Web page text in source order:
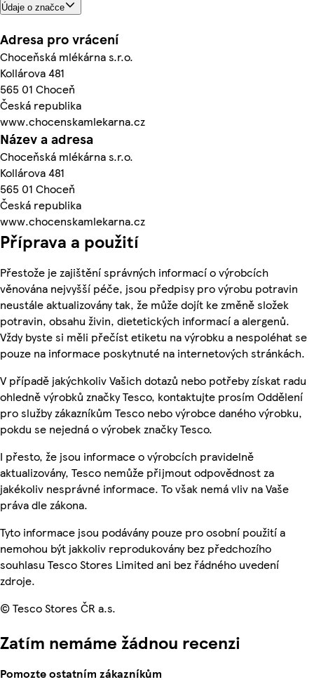
Údaje o značce
Adresa pro vrácení
Choceňská mlékárna s.r.o.
Kollárova 481
565 01 Choceň
Česká republika
www.chocenskamlekarna.cz
Název a adresa
Choceňská mlékárna s.r.o.
Kollárova 481
565 01 Choceň
Česká republika
www.chocenskamlekarna.cz
Příprava a použití
Přestože je zajištění správných informací o výrobcích
věnována nejvyšší péče, jsou předpisy pro výrobu potravin
neustále aktualizovány tak, že může dojít ke změně složek
potravin, obsahu živin, dietetických informací a alergenů.
Vždy byste si měli přečíst etiketu na výrobku a nespoléhat se
pouze na informace poskytnuté na internetových stránkách.
V případě jakýchkoliv Vašich dotazů nebo potřeby získat radu
ohledně výrobků značky Tesco, kontaktujte prosím Oddělení
pro služby zákazníkům Tesco nebo výrobce daného výrobku,
pokdu se nejedná o výrobek značky Tesco.
I přesto, že jsou informace o výrobcích pravidelně
aktualizovány, Tesco nemůže přijmout odpovědnost za
jakékoliv nesprávné informace. To však nemá vliv na Vaše
práva dle zákona.
Tyto informace jsou podávány pouze pro osobní použití a
nemohou být jakkoliv reprodukovány bez předchozího
souhlasu Tesco Stores Limited ani bez řádného uvedení
zdroje.
© Tesco Stores ČR a.s.
Zatím nemáme žádnou recenzi
Pomozte ostatním zákazníkům